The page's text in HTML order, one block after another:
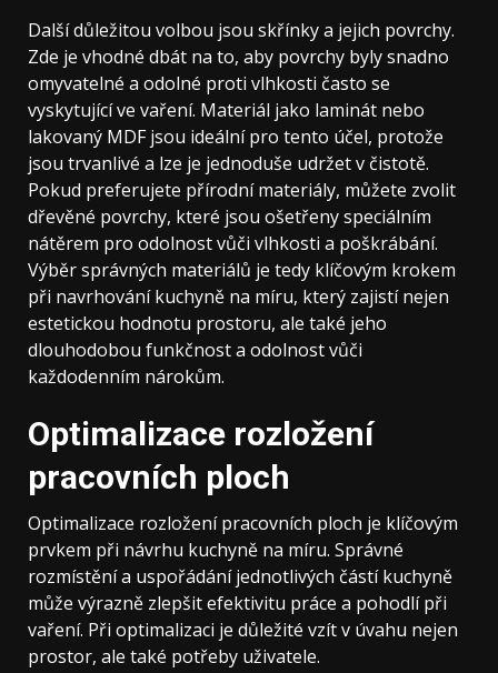
Další důležitou volbou jsou skřínky a jejich povrchy.
Zde je vhodné dbát na to, aby povrchy byly snadno
omyvatelné a odolné proti vlhkosti často se
vyskytující ve vaření. Materiál jako laminát nebo
lakovaný MDF jsou ideální pro tento účel, protože
jsou trvanlivé a lze je jednoduše udržet v čistotě.
Pokud preferujete přírodní materiály, můžete zvolit
dřevěné povrchy, které jsou ošetřeny speciálním
nátěrem pro odolnost vůči vlhkosti a poškrábání.
Výběr správných materiálů je tedy klíčovým krokem
při navrhování kuchyně na míru, který zajistí nejen
estetickou hodnotu prostoru, ale také jeho
dlouhodobou funkčnost a odolnost vůči
každodenním nárokům.
Optimalizace rozložení
pracovních ploch
Optimalizace rozložení pracovních ploch je klíčovým
prvkem při návrhu kuchyně na míru. Správné
rozmístění a uspořádání jednotlivých částí kuchyně
může výrazně zlepšit efektivitu práce a pohodlí při
vaření. Při optimalizaci je důležité vzít v úvahu nejen
prostor, ale také potřeby uživatele.